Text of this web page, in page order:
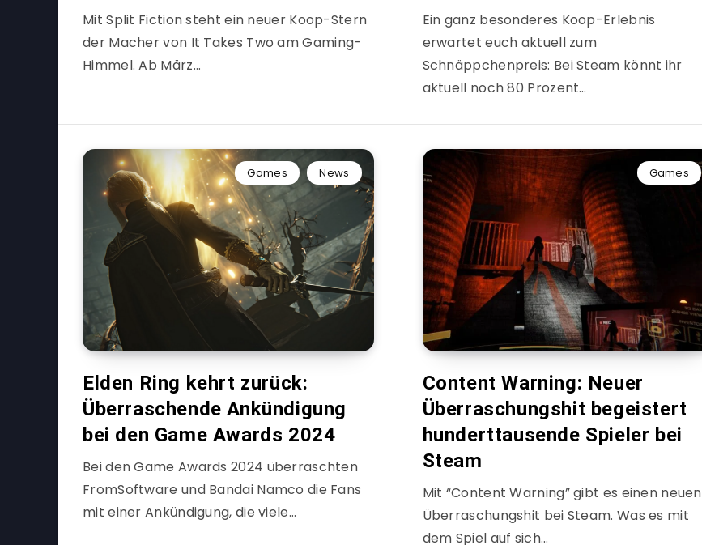
Mit Split Fiction steht ein neuer Koop-Stern
der Macher von It Takes Two am Gaming-
Himmel. Ab März…
Ein ganz besonderes Koop-Erlebnis
erwartet euch aktuell zum
Schnäppchenpreis: Bei Steam könnt ihr
aktuell noch 80 Prozent…
Games News
Elden Ring kehrt zurück:
Überraschende Ankündigung
bei den Game Awards 2024
Bei den Game Awards 2024 überraschten
FromSoftware und Bandai Namco die Fans
mit einer Ankündigung, die viele…
Games
Content Warning: Neuer
Überraschungshit begeistert
hunderttausende Spieler bei
Steam
Mit “Content Warning” gibt es einen neuen
Überraschungshit bei Steam. Was es mit
dem Spiel auf sich…